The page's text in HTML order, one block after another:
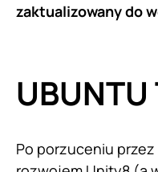
zaktualizowany do
Po porzuceniu